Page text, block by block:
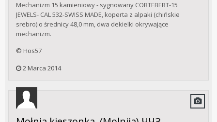
Mechanizm 15 kamieniowy - sygnowany CORTEBERT-15
JEWELS- CAL 532-SWISS MADE, koperta z alpaki (chińskie
srebro) o średnicy 48,0 mm, dwa dekielki okrywające
mechanizm.
© Hos57
2 Marca 2014